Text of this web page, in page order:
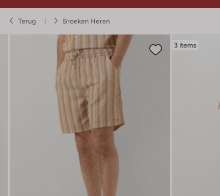
Terug Broeken Heren
3 items